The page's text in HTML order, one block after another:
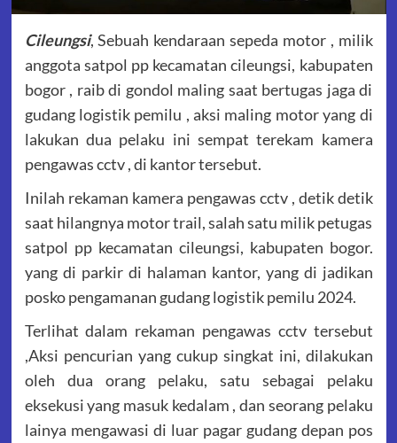
Cileungsi, Sebuah kendaraan sepeda motor , milik
anggota satpol pp kecamatan cileungsi, kabupaten
bogor , raib di gondol maling saat bertugas jaga di
gudang logistik pemilu , aksi maling motor yang di
lakukan dua pelaku ini sempat terekam kamera
pengawas cctv , di kantor tersebut.
Inilah rekaman kamera pengawas cctv , detik detik
saat hilangnya motor trail, salah satu milik petugas
satpol pp kecamatan cileungsi, kabupaten bogor.
yang di parkir di halaman kantor, yang di jadikan
posko pengamanan gudang logistik pemilu 2024.
Terlihat dalam rekaman pengawas cctv tersebut
,Aksi pencurian yang cukup singkat ini, dilakukan
oleh dua orang pelaku, satu sebagai pelaku
eksekusi yang masuk kedalam , dan seorang pelaku
lainya mengawasi di luar pagar gudang depan pos